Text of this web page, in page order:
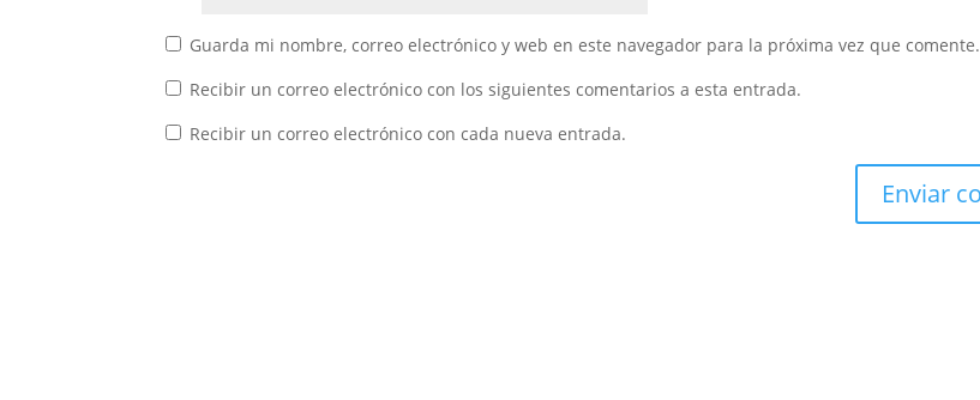
Guarda mi nombre, correo electrónico y web en este navegador para la próxima vez que comente.
Recibir un correo electrónico con los siguientes comentarios a esta entrada.
Recibir un correo electrónico con cada nueva entrada.